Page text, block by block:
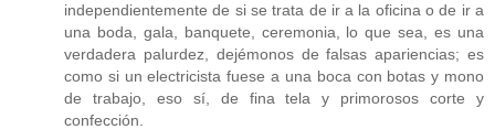
independientemente de si se trata de ir a la oficina o de ir a
una boda, gala, banquete, ceremonia, lo que sea, es una
verdadera palurdez, dejémonos de falsas apariencias; es
como si un electricista fuese a una boca con botas y mono
de trabajo, eso sí, de fina tela y primorosos corte y
confección.